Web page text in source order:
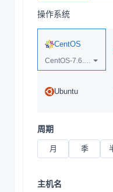
操作系统
CentOS
CentOS-7.6.1810-x64
Ubuntu
周期
月 季
主机名